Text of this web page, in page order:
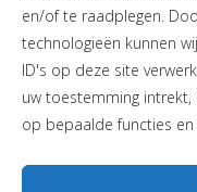
en/of te raadplegen.
technologieën kunnen
ID's op deze site
uw toestemming
op bepaalde functies